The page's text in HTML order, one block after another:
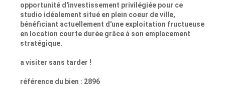
opportunité d'investissement privilégiée pour ce
studio idéalement situé en plein coeur de ville,
bénéficiant actuellement d'une exploitation fructueuse
en location courte durée grâce à son emplacement
stratégique.
a visiter sans tarder !
référence du bien : 2896